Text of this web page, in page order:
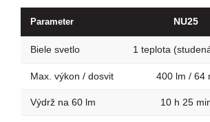
Parameter NU25
Biele svetlo 1 teplota
Max. výkon / dosvit 400 lm / 64
Výdrž na 60 lm 10 h 25